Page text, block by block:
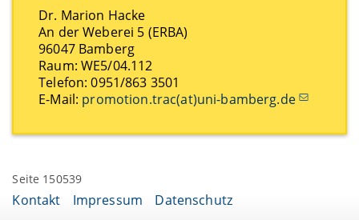
Dr. Marion Hacke
An der Weberei 5 (ERBA)
96047 Bamberg
Raum: WE5/04.112
Telefon: 0951/863 3501
E-Mail: promotion.trac(at)uni-bamberg.de
Seite 150539
Kontakt Impressum Datenschutz